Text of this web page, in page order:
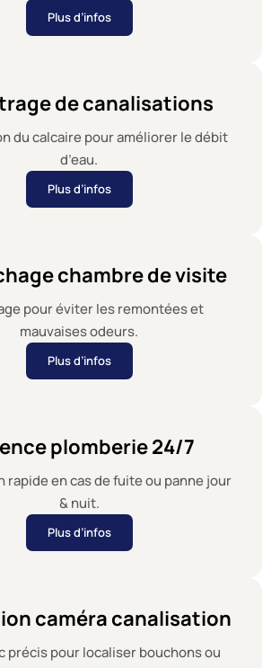
Plus d’infos
de canalisations
du calcaire pour améliorer le débit
d’eau.
Plus d’infos
chambre de visite
pour éviter les remontées et
mauvaises odeurs.
Plus d’infos
plomberie 24/7
rapide en cas de fuite ou panne jour
& nuit.
Plus d’infos
caméra canalisation
précis pour localiser bouchons ou